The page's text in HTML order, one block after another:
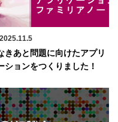
2025.11.5
きあと問題に向けたアプリ
ションをつくりました！